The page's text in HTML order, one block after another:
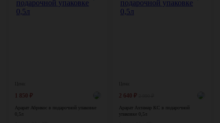
1 850 ₽
Арарат Абрикос в подарочной упаковке
0,5л
2 640 ₽
Арарат Ахтамар КС в подарочной
упаковке 0,5л